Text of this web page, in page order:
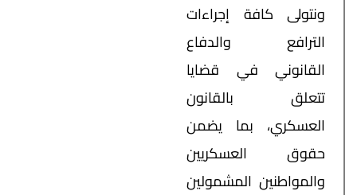
ونتولى كافة إجراءات
الترافع والدفاع
القانوني في قضايا
تتعلق بالقانون
العسكري، بما يضمن
حقوق العسكريين
والمواطنين المشمولين